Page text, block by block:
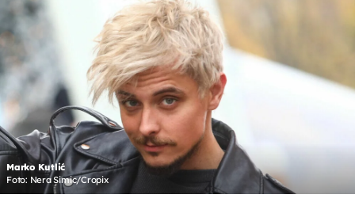
Marko Kutlić
Foto: Nera Simic/Cropix
OMOGUĆI OBAVIJESTI